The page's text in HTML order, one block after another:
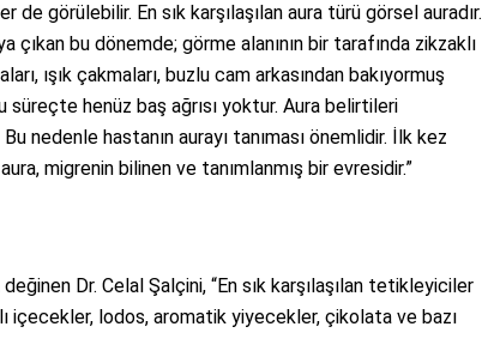
görülebilir. En sık karşılaşılan aura türü görsel auradır.
çıkan bu dönemde; görme alanının bir tarafında zikzaklı
ışık çakmaları, buzlu cam arkasından bakıyormuş
henüz baş ağrısı yoktur. Aura belirtileri
nedenle hastanın aurayı tanıması önemlidir. İlk kez
migrenin bilinen ve tanımlanmış bir evresidir.”
Dr. Celal Şalçini, “En sık karşılaşılan tetikleyiciler
içecekler, lodos, aromatik yiyecekler, çikolata ve bazı